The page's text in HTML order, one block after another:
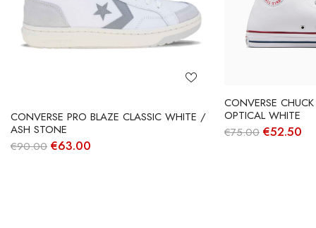
CONVERSE PRO BLAZE CLASSIC WHITE /
ASH STONE
€90.00 O
€63.00
CONVERSE
OPTICAL WHITE
€75.00 O
€52.50